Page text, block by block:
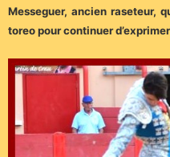
Messeguer, ancien raseteur,
toreo pour continuer